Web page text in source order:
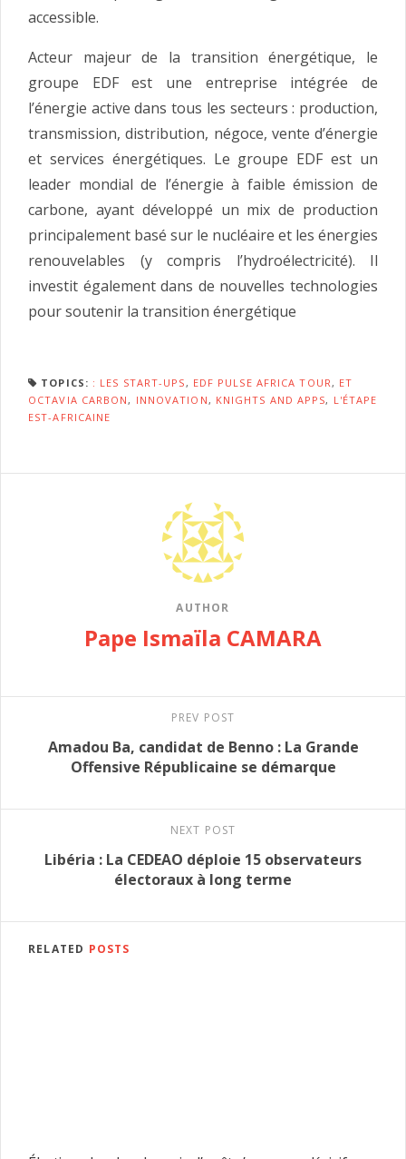
accessible.
Acteur majeur de la transition énergétique, le
groupe EDF est une entreprise intégrée de
l’énergie active dans tous les secteurs : production,
transmission, distribution, négoce, vente d’énergie
et services énergétiques. Le groupe EDF est un
leader mondial de l’énergie à faible émission de
carbone, ayant développé un mix de production
principalement basé sur le nucléaire et les énergies
renouvelables (y compris l’hydroélectricité). Il
investit également dans de nouvelles technologies
pour soutenir la transition énergétique
TOPICS: : LES START-UPS , EDF PULSE AFRICA TOUR , ET
OCTAVIA CARBON , INNOVATION , KNIGHTS AND APPS, L'ÉTAPE
EST-AFRICAINE
AUTHOR
Pape Ismaïla CAMARA
PREV POST
Amadou Ba, candidat de Benno : La Grande
Offensive Républicaine se démarque
NEXT POST
Libéria : La CEDEAO déploie 15 observateurs
électoraux à long terme
RELATED POSTS